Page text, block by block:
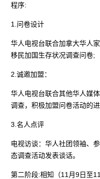
程序:
1.问卷设计
华人电视台联合加拿大华人
移民加国生存状况调查问卷;
2.诚邀加盟：
华人电视台联合其他华人媒
调查，积极加盟问卷活动的
3.名人点评
电视访谈：华人社团领袖、
态调查活动发表谈话。
第二阶段:相知（11月9日至11